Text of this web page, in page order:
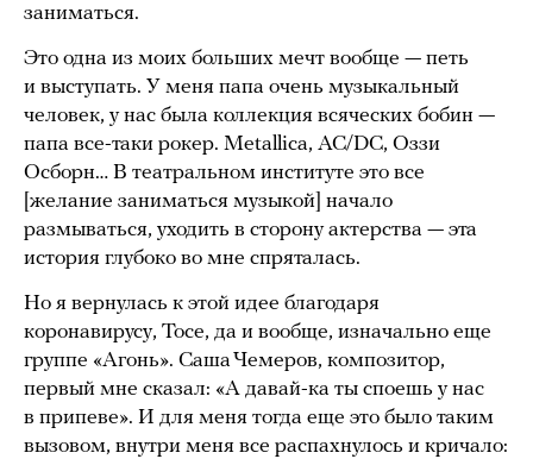
заниматься.
Это одна из моих больших мечт вообще — петь
и выступать. У меня папа очень музыкальный
человек, у нас была коллекция всяческих бобин —
папа все-таки рокер. Metallica, AC/DC, Оззи
Осборн… В театральном институте это все
[желание заниматься музыкой] начало
размываться, уходить в сторону актерства — эта
история глубоко во мне спряталась.
Но я вернулась к этой идее благодаря
коронавирусу, Тосе, да и вообще, изначально еще
группе «Агонь». Саша Чемеров, композитор,
первый мне сказал: «А давай-ка ты споешь у нас
в припеве». И для меня тогда еще это было таким
вызовом, внутри меня все распахнулось и кричало: